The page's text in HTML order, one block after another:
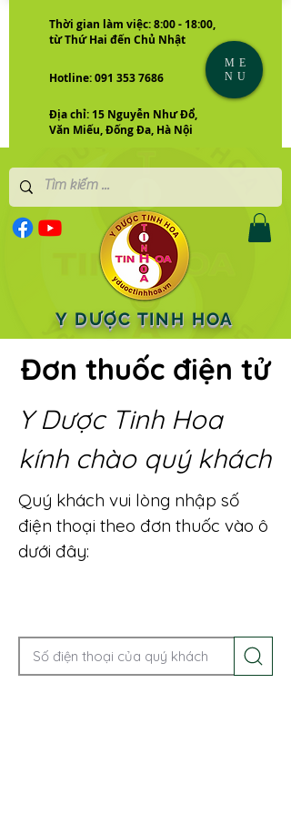
Thời gian làm việc: 8:00 - 18:00,
từ Thứ Hai đến Chủ Nhật
Hotline: 091 353 7686
Địa chỉ: 15 Nguyễn Như Đổ,
Văn Miếu, Đống Đa, Hà Nội
Y DƯỢC TINH HOA
ME
NU
Đơn thuốc điện tử
Y Dược Tinh Hoa
kính chào quý khách
Quý khách vui lòng nhập số
điện thoại theo đơn thuốc vào ô
dưới đây: